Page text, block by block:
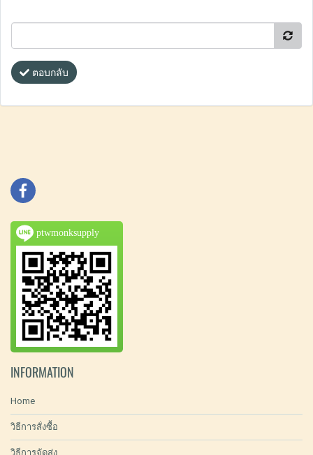
ตอบกลับ
ptwmonksupply
INFORMATION
Home
วิธีการสั่งซื้อ
วิธีการจัดส่ง